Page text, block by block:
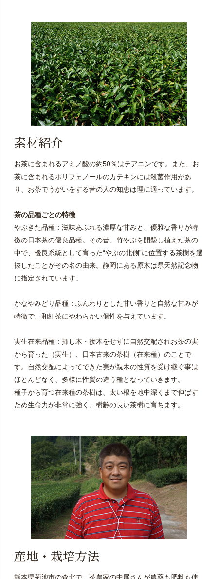
素材紹介
お茶に含まれるアミノ酸の約50％はテアニンです。また、お
茶に含まれるポリフェノールのカテキンには殺菌作用があ
り、お茶でうがいをする昔の人の知恵は理に適っています。
茶の品種ごとの特徴
やぶきた品種：滋味あふれる濃厚な甘みと、優雅な香りが特
徴の日本茶の優良品種。その昔、竹やぶを開墾し植えた茶の
中で、優良系統として育った“やぶの北側”に位置する茶樹を選
抜したことがその名の由来。静岡にある原木は県天然記念物
に指定されています。
かなやみどり品種：ふんわりとした甘い香りと自然な甘みが
特徴で、和紅茶にやわらかい個性を与えています。
実生在来品種：挿し木・接木をせずに自然交配されお茶の実
から育った（実生）、日本古来の茶樹（在来種）のことで
す。自然交配によってできた実が親木の性質を受け継ぐ事は
ほとんどなく、多様に性質の違う種となっていきます。
種子から育つ在来種の茶樹は、太い根を地中深くまで伸ばす
ため生命力が非常に強く、樹齢の長い茶樹に育ちます。
産地・栽培方法
熊本県菊池市の森北で、茶農家の中尾さんが農薬も肥料も使